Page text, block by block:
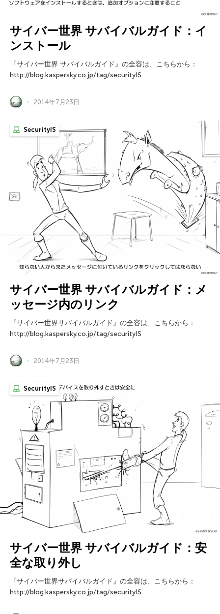
サイバー世界 サバイバルガイド：イ
ンストール
『サイバー世界 サバイバルガイド』の全容は、こちらから：
http://blog.kaspersky.co.jp/tag/securityIS
2014年7月23日
SecurityIS
サイバー世界 サバイバルガイド：メ
ッセージ内のリンク
『サイバー世界サバイバルガイド』の全容は、こちらから：
http://blog.kaspersky.co.jp/tag/securityIS
2014年7月23日
SecurityIS
サイバー世界 サバイバルガイド：安
全な取り外し
『サイバー世界サバイバルガイド』の全容は、こちらから：
http://blog.kaspersky.co.jp/tag/securityIS